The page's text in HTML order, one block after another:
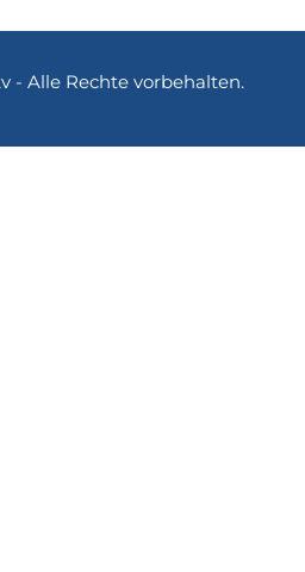
- Alle Rechte vorbehalten.